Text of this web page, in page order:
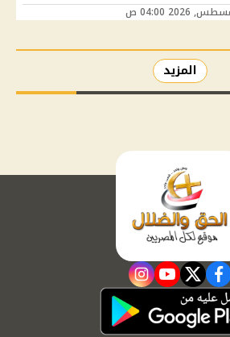
المزيد
facebook
twitter
youtube
instagram